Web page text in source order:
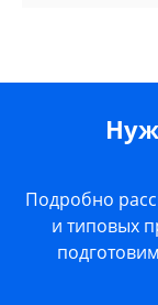
Подробно
и типовых